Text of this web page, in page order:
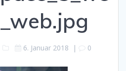
6. Januar 2018 | 0